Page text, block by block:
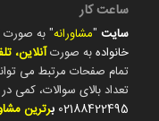
ساعت کار
سایت"مشاورانه" به صورت 24 ساعته در زمینه های
خانوادهبه صورتآنلاین،
تمام صفحات مرتبط می
تعداد بالای سوالات، کمی
02188422495 برترین